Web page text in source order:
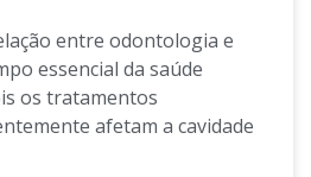
entre odontologia e
essencial da saúde
os tratamentos
afetam a cavidade